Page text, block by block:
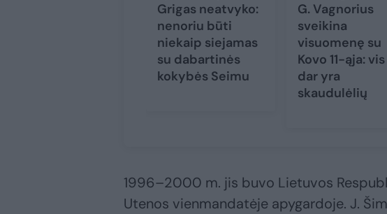
Grigas neatvyko:
nenoriu būti
niekaip siejamas
su dabartinės
kokybės Seimu
G. Vagnorius
sveikina
visuomenę su
Kovo 11-ąja: vis
dar yra
skaudulėlių
1996–2000 m. jis buvo Lietuvos
Utenos vienmandatėje apygardoje. J.